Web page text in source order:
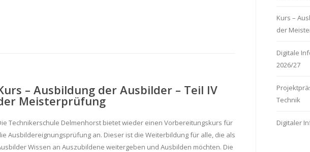
– Ausbildung der Ausbilder – Teil IV
Meisterprüfung
Technikerschule Delmenhorst bietet wieder einen Vorbereitungskurs für
Ausbildereignungsprüfung an. Dieser ist die Weiterbildung für alle, die als
Wissen an Auszubildene weitergeben und Ausbilden möchten. Die
Kurs –
der
Digitale
2026/27
Technik
Digitaler